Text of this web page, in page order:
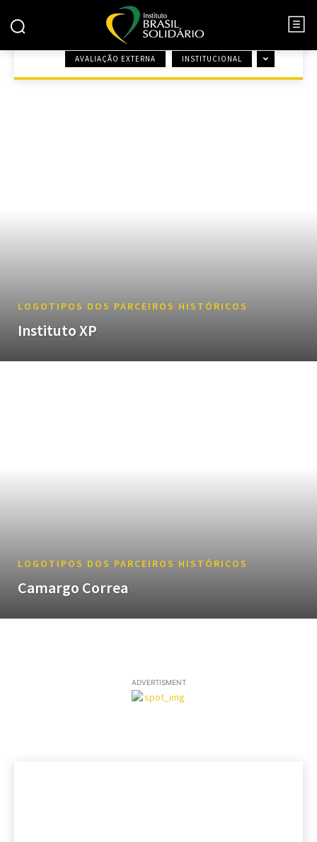
AVALIAÇÃO EXTERNA INSTITUCIONAL
LOGOTIPOS DOS PARCEIROS HISTÓRICOS
Instituto XP
LOGOTIPOS DOS PARCEIROS HISTÓRICOS
Camargo Correa
ADVERTISMENT